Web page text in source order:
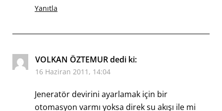
Yanıtla
VOLKAN ÖZTEMURdedi ki:
16 Haziran 2011, 14:04
Jeneratör devirini ayarlamak için bir
otomasyon varmı yoksa direk su akışı ile mi